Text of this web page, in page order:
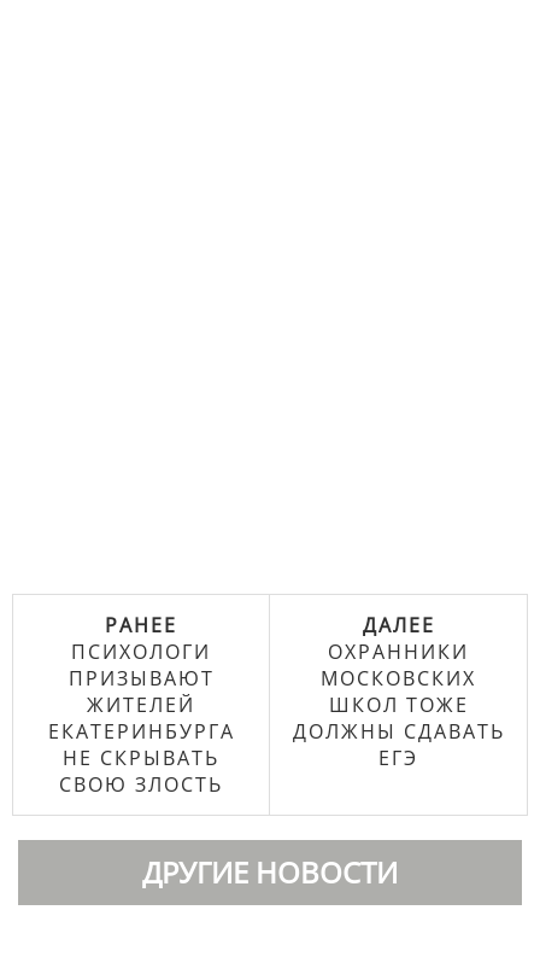
РАНЕЕ
ПСИХОЛОГИ
ПРИЗЫВАЮТ
ЖИТЕЛЕЙ
ЕКАТЕРИНБУРГА
НЕ СКРЫВАТЬ
СВОЮ ЗЛОСТЬ
ДАЛЕЕ
ОХРАННИКИ
МОСКОВСКИХ
ШКОЛ ТОЖЕ
ДОЛЖНЫ СДАВАТЬ
ЕГЭ
ДРУГИЕ НОВОСТИ